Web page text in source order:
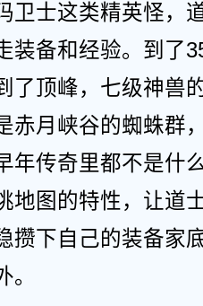
卫士这类精英怪，
装备和经验。到了
了顶峰，七级神兽
赤月峡谷的蜘蛛群
年传奇里都不是什
地图的特性，让道
攒下自己的装备家